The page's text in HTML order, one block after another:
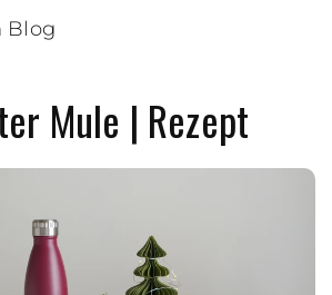
Blog
Mule | Rezept